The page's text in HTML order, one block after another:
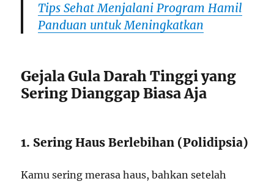
Tips Sehat Menjalani Program Hamil
Panduan untuk Meningkatkan
Gejala Gula Darah Tinggi yang
Sering Dianggap Biasa Aja
1. Sering Haus Berlebihan (Polidipsia)
Kamu sering merasa haus, bahkan setelah